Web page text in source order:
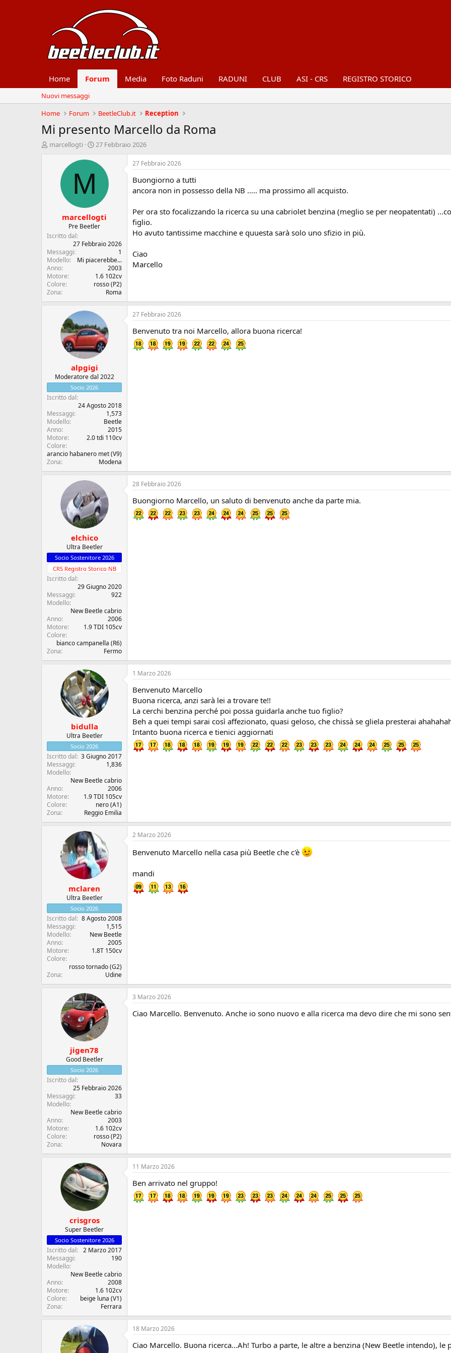
Home Forum Media Foto Raduni RADUNI CLUB ASI - CRS REGISTRO STORICO
Nuovi messaggi
Home
Forum BeetleClub.it Reception
Mi presento Marcello da Roma
A
u
s
i
o
n
e
marcellogti
D
t
n
i
z
o
27 Febbraio 2026
M
marcellogti
Pre Beetler
Iscritto dal
27 Febbraio 2026
Messaggi
1
Modello
Mi piacerebbe...
Anno
2003
Motore
1.6 102cv
Colore
rosso (P2)
Zona
Roma
27 Febbraio 2026
Buongiorno a tutti
ancora non in possesso della NB ..... ma prossimo all acquisto.
Per ora sto focalizzando la ricerca su una cabriolet benzina (meglio se per neopatentati)
figlio.
Ho avuto tantissime macchine e quuesta sarà solo uno sfizio in più.
Ciao
Marcello
alpgigi
Moderatore dal 2022
Socio 2026
Iscritto dal
24 Agosto 2018
Messaggi
1,573
Modello
Beetle
Anno
2015
Motore
2.0 tdi 110cv
Colore
arancio habanero met (V9)
Zona
Modena
27 Febbraio 2026
Benvenuto tra noi Marcello, allora buona ricerca!
elchico
Ultra Beetler
Socio Sostenitore 2026
CRS Registro Storico NB
Iscritto dal
29 Giugno 2020
Messaggi
922
Modello
New Beetle cabrio
Anno
2006
Motore
1.9 TDI 105cv
Colore
bianco campanella (R6)
Zona
Fermo
28 Febbraio 2026
Buongiorno Marcello, un saluto di benvenuto anche da parte mia.
bidulla
Ultra Beetler
Socio 2026
Iscritto dal 3 Giugno 2017
Messaggi
1,836
Modello
New Beetle cabrio
Anno
2006
Motore
1.9 TDI 105cv
Colore
nero (A1)
Zona
Reggio Emilia
1 Marzo 2026
Benvenuto Marcello
Buona ricerca, anzi sarà lei a trovare te!!
La cerchi benzina perché poi possa guidarla anche tuo figlio?
Beh a quei tempi sarai così affezionato, quasi geloso, che chissà se gliela presterai
Intanto buona ricerca e tienici aggiornati
mclaren
Ultra Beetler
Socio 2026
Iscritto dal
8 Agosto 2008
Messaggi
1,515
Modello
New Beetle
Anno
2005
Motore
1.8T 150cv
Colore
rosso tornado (G2)
Zona
Udine
2 Marzo 2026
Benvenuto Marcello nella casa più Beetle che c'è
mandi
jigen78
Good Beetler
Socio 2026
Iscritto dal
25 Febbraio 2026
Messaggi
33
Modello
New Beetle cabrio
Anno
2003
Motore
1.6 102cv
Colore
rosso (P2)
Zona
Novara
3 Marzo 2026
Ciao Marcello. Benvenuto. Anche io sono nuovo e alla ricerca ma devo dire che mi sono
crisgros
Super Beetler
Socio Sostenitore 2026
Iscritto dal
2 Marzo 2017
Messaggi
190
Modello
New Beetle cabrio
Anno
2008
Motore
1.6 102cv
Colore
beige luna (V1)
Zona
Ferrara
11 Marzo 2026
Ben arrivato nel gruppo!
18 Marzo 2026
Ciao Marcello. Buona ricerca...Ah! Turbo a parte, le altre a benzina (New Beetle intendo), le